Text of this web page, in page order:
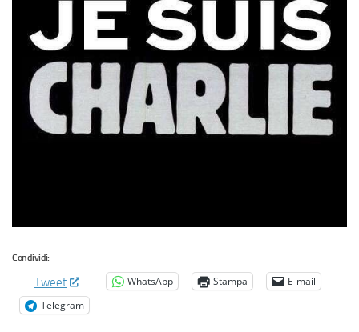
Condividi:
Tweet WhatsApp Stampa
E-mail
Telegram